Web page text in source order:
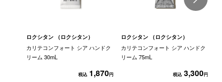
ロクシタン （ロクシタン）
カリテコンフォート シア ハンドク
リーム 30mL
税込 1,870円
ロクシタン （ロクシタン）
カリテコンフォート シア ハンドク
リーム 75mL
税込 3,300円